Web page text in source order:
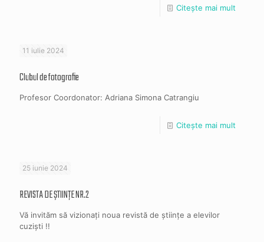
Citește mai mult
11 iulie 2024
Clubul de fotografie
Profesor Coordonator: Adriana Simona Catrangiu
Citește mai mult
25 iunie 2024
REVISTA DE ȘTIINȚE NR.2
Vă invităm să vizionați noua revistă de științe a elevilor
cuziști !!